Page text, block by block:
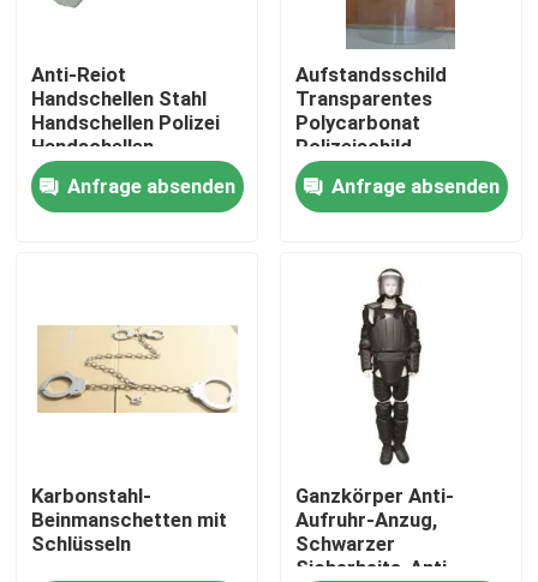
Über uns
Werksbesichtigung
Neuigkeiten
Bitte um ein Angebot
Militärische taktische Abnutzung
Militärische taktische kugelsichere Weste
Anti-Reiot
Handschellen Stahl
Handschellen Polizei
Handschellen
Anfrage absenden
Aufstandsschild
Transparentes
Polycarbonat
Polizeischild
Anfrage absenden
Karbonstahl-
Beinmanschetten mit
Schlüsseln
Ganzkörper Anti-
Aufruhr-Anzug,
Schwarzer
Sicherheits-Anti-